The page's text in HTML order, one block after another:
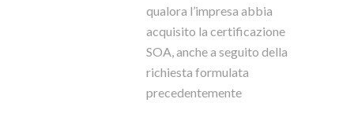
qualora l’impresa abbia
acquisito la certificazione
SOA, anche a seguito della
richiesta formulata
precedentemente